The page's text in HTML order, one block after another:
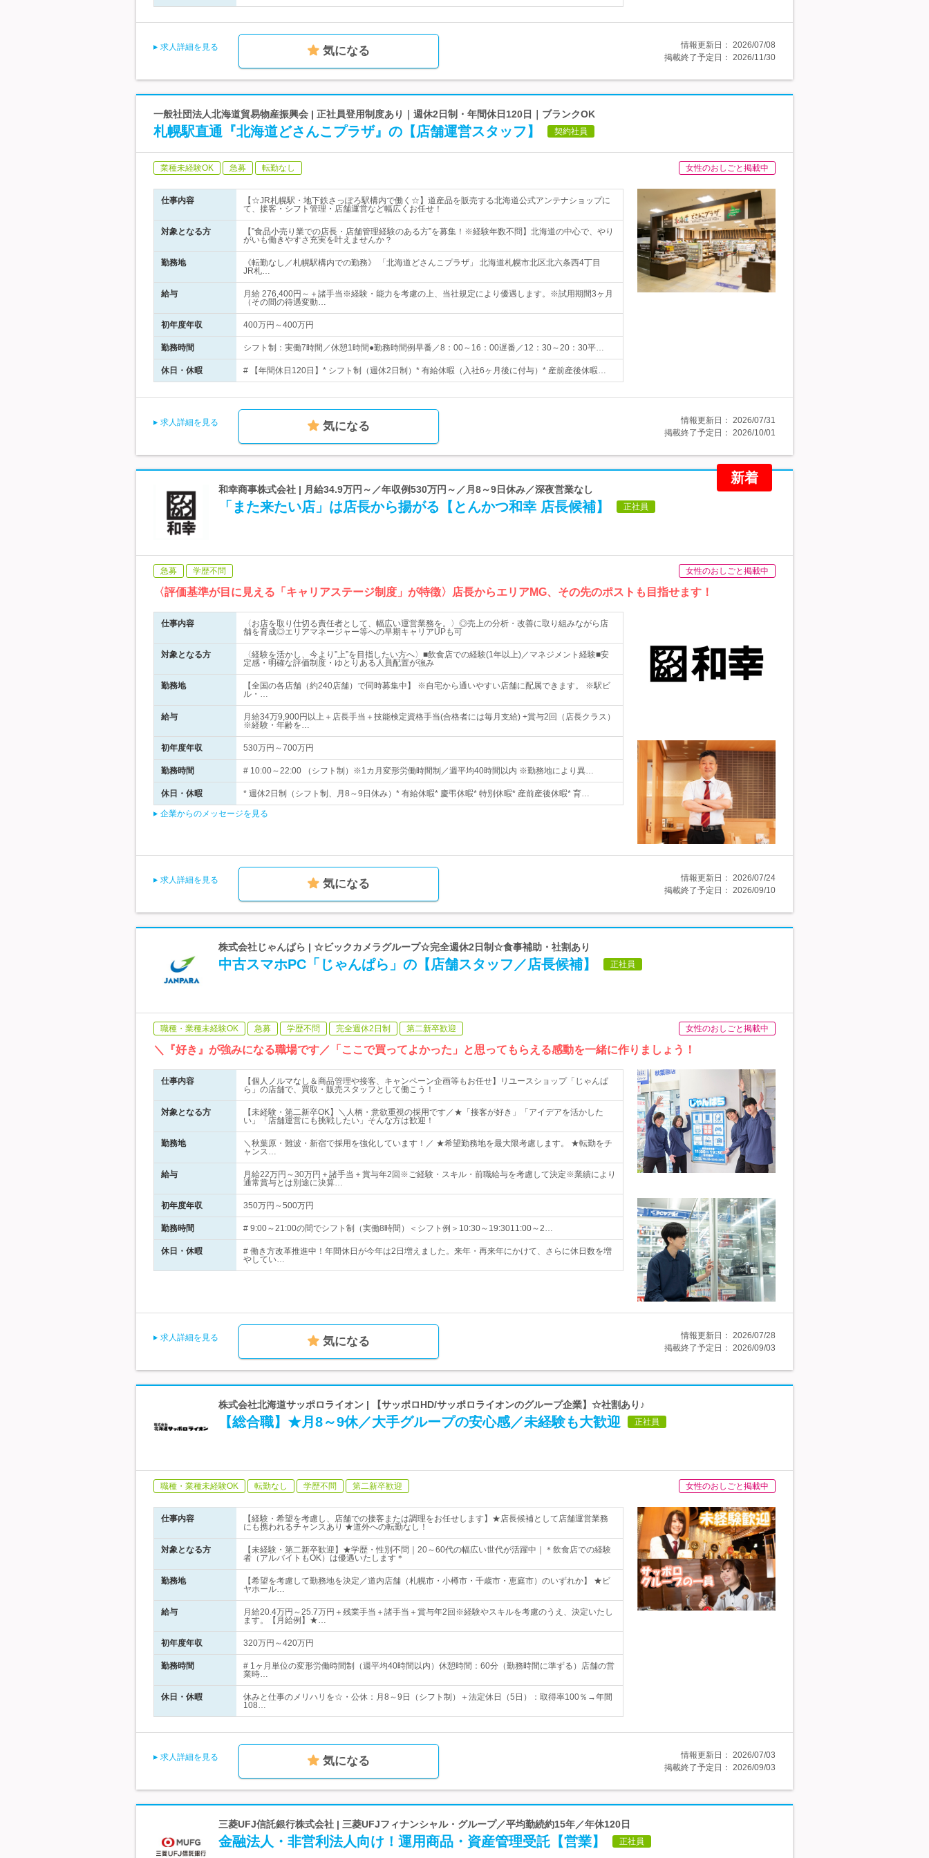
求人詳細を見る 気になる 情報更新日： 2026/07/08
掲載終了予定日： 2026/11/30
一般社団法人北海道貿易物産振興会 | 正社員登用制度あり｜週休2日制・年間休日120日｜ブランクOK
札幌駅直通『北海道どさんこプラザ』の【店舗運営スタッフ】 契約社員
業種未経験OK 急募 転勤なし 女性のおしごと掲載中
仕事内容
【☆JR札幌駅・地下鉄さっぽろ駅構内で働く☆】道産品を販売する北海道公式アンテナショップに
て、接客・シフト管理・店舗運営など幅広くお任せ！
対象となる方
【”食品小売り業での店長・店舗管理経験のある方”を募集！※経験年数不問】北海道の中心で、やり
がいも働きやすさ充実を叶えませんか？
勤務地
《転勤なし／札幌駅構内での勤務》 「北海道どさんこプラザ」 北海道札幌市北区北六条西4丁目
JR札…
給与
月給 276,400円～＋諸手当※経験・能力を考慮の上、当社規定により優遇します。※試用期間3ヶ月
（その間の待遇変動…
初年度年収 400万円～400万円
勤務時間 シフト制：実働7時間／休憩1時間●勤務時間例早番／8：00～16：00遅番／12：30～20：30平…
休日・休暇 # 【年間休日120日】* シフト制（週休2日制）* 有給休暇（入社6ヶ月後に付与）* 産前産後休暇…
求人詳細を見る 気になる 情報更新日： 2026/07/31
掲載終了予定日： 2026/10/01
新着
和幸商事株式会社 | 月給34.9万円～／年収例530万円～／月8～9日休み／深夜営業なし
「また来たい店」は店長から揚がる【とんかつ和幸 店長候補】 正社員
急募 学歴不問 女性のおしごと掲載中
〈評価基準が目に見える「キャリアステージ制度」が特徴〉店長からエリアMG、その先のポストも目指せます！
仕事内容
〈お店を取り仕切る責任者として、幅広い運営業務を。〉◎売上の分析・改善に取り組みながら店
舗を育成◎エリアマネージャー等への早期キャリアUPも可
対象となる方
〈経験を活かし、今より”上”を目指したい方へ〉■飲食店での経験(1年以上)／マネジメント経験■安
定感・明確な評価制度・ゆとりある人員配置が強み
勤務地
【全国の各店舗（約240店舗）で同時募集中】 ※自宅から通いやすい店舗に配属できます。 ※駅ビ
ル・…
給与
月給34万9,900円以上＋店長手当＋技能検定資格手当(合格者には毎月支給) +賞与2回（店長クラス）
※経験・年齢を…
初年度年収 530万円～700万円
勤務時間 # 10:00～22:00 （シフト制）※1カ月変形労働時間制／週平均40時間以内 ※勤務地により異…
休日・休暇 * 週休2日制（シフト制、月8～9日休み）* 有給休暇* 慶弔休暇* 特別休暇* 産前産後休暇* 育…
企業からのメッセージを見る
求人詳細を見る 気になる 情報更新日： 2026/07/24
掲載終了予定日： 2026/09/10
株式会社じゃんぱら | ☆ビックカメラグループ☆完全週休2日制☆食事補助・社割あり
中古スマホPC「じゃんぱら」の【店舗スタッフ／店長候補】 正社員
職種・業種未経験OK 急募 学歴不問 完全週休2日制 第二新卒歓迎 女性のおしごと掲載中
＼『好き』が強みになる職場です／「ここで買ってよかった」と思ってもらえる感動を一緒に作りましょう！
仕事内容
【個人ノルマなし＆商品管理や接客、キャンペーン企画等もお任せ】リユースショップ「じゃんぱ
ら」の店舗で、買取・販売スタッフとして働こう！
対象となる方
【未経験・第二新卒OK】＼人柄・意欲重視の採用です／★「接客が好き」「アイデアを活かした
い」「店舗運営にも挑戦したい」そんな方は歓迎！
勤務地
＼秋葉原・難波・新宿で採用を強化しています！／ ★希望勤務地を最大限考慮します。 ★転勤をチ
ャンス…
給与
月給22万円～30万円＋諸手当＋賞与年2回※ご経験・スキル・前職給与を考慮して決定※業績により
通常賞与とは別途に決算…
初年度年収 350万円～500万円
勤務時間 # 9:00～21:00の間でシフト制（実働8時間）＜シフト例＞10:30～19:3011:00～2…
休日・休暇
# 働き方改革推進中！年間休日が今年は2日増えました。来年・再来年にかけて、さらに休日数を増
やしてい…
求人詳細を見る 気になる 情報更新日： 2026/07/28
掲載終了予定日： 2026/09/03
株式会社北海道サッポロライオン | 【サッポロHD/サッポロライオンのグループ企業】☆社割あり♪
【総合職】★月8～9休／大手グループの安心感／未経験も大歓迎 正社員
職種・業種未経験OK 転勤なし 学歴不問 第二新卒歓迎 女性のおしごと掲載中
仕事内容
【経験・希望を考慮し、店舗での接客または調理をお任せします】★店長候補として店舗運営業務
にも携われるチャンスあり ★道外への転勤なし！
対象となる方
【未経験・第二新卒歓迎】★学歴・性別不問｜20～60代の幅広い世代が活躍中｜＊飲食店での経験
者（アルバイトもOK）は優遇いたします＊
勤務地
【希望を考慮して勤務地を決定／道内店舗（札幌市・小樽市・千歳市・恵庭市）のいずれか】 ★ビ
ヤホール…
給与
月給20.4万円～25.7万円＋残業手当＋諸手当＋賞与年2回※経験やスキルを考慮のうえ、決定いたし
ます。【月給例】★…
初年度年収 320万円～420万円
勤務時間
# 1ヶ月単位の変形労働時間制（週平均40時間以内）休憩時間：60分（勤務時間に準ずる）店舗の営
業時…
休日・休暇
休みと仕事のメリハリを☆・公休：月8～9日（シフト制）＋法定休日（5日）：取得率100％→年間
108…
求人詳細を見る 気になる 情報更新日： 2026/07/03
掲載終了予定日： 2026/09/03
三菱UFJ信託銀行株式会社 | 三菱UFJフィナンシャル・グループ／平均勤続約15年／年休120日
金融法人・非営利法人向け！運用商品・資産管理受託【営業】 正社員